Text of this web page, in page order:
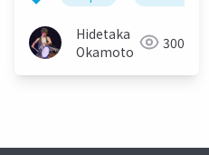
osaka
Hidetaka
Okamoto
300